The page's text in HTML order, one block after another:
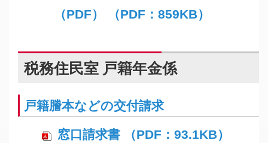
（PDF） （PDF：859KB）
税務住民室 戸籍年金係
戸籍謄本などの交付請求
窓口請求書 （PDF：93.1KB）